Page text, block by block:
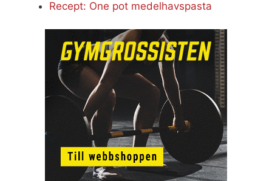
Recept: One pot medelhavspasta